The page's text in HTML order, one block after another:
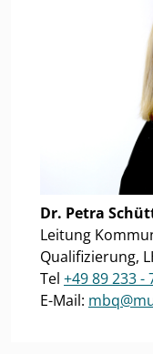
Dr. Petra
Leitung
Qualifizierung,
Tel +49 89 233 -
E-Mail: